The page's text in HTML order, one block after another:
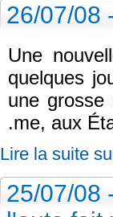
26/07/08
Une
quelques
une
.me, aux
Lire la suite
25/07/08